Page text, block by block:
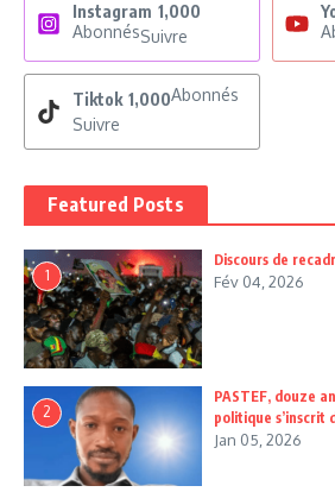
Instagram 1,000
AbonnésSuivre
Tiktok 1,000Abonnés
Suivre
Featured Posts
1
Discours de
Fév 04, 2026
2
PASTEF, douze
politique s’inscrit
Jan 05, 2026